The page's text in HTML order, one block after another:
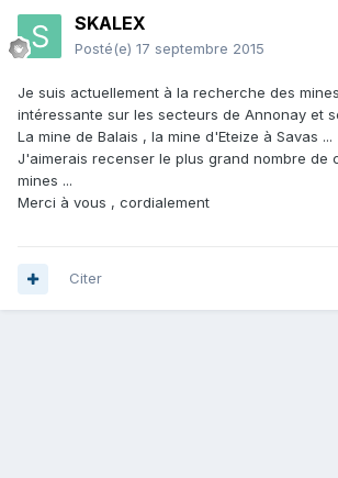
SKALEX
Posté(e) 17 septembre 2015
Je suis actuellement à la recherche des
intéressante sur les secteurs de Annonay et
La mine de Balais , la mine d'Eteize à Savas ...
J'aimerais recenser le plus grand nombre de
mines ...
Merci à vous , cordialement
Citer